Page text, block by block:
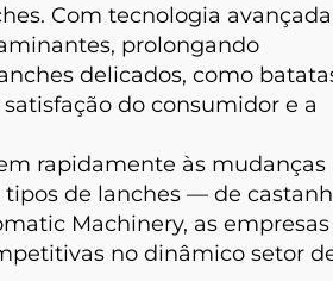
Com tecnologia
prolongando
delicados, como
do consumidor e a
rapidamente às mudanças
de lanches — de
Machinery, as empresas
no dinâmico setor